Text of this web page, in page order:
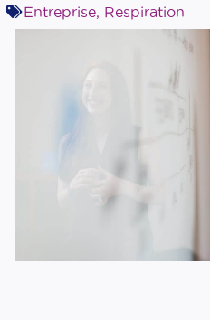
Entreprise Respiration